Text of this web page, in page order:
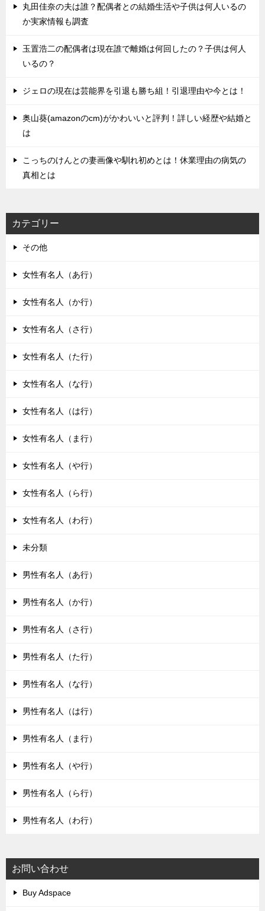
丸田佳奈の夫は誰？配偶者との結婚生活や子供は何人いるの
か実家情報も調査
玉置浩二の配偶者は現在誰で離婚は何回したの？子供は何人
いるの？
ジェロの現在は芸能界を引退も勝ち組！引退理由や今とは！
奥山葵(amazonのcm)がかわいいと評判！詳しい経歴や結婚と
は
こっちのけんとの妻画像や馴れ初めとは！休業理由の病気の
真相とは
カテゴリー
その他
女性有名人（あ行）
女性有名人（か行）
女性有名人（さ行）
女性有名人（た行）
女性有名人（な行）
女性有名人（は行）
女性有名人（ま行）
女性有名人（や行）
女性有名人（ら行）
女性有名人（わ行）
未分類
男性有名人（あ行）
男性有名人（か行）
男性有名人（さ行）
男性有名人（た行）
男性有名人（な行）
男性有名人（は行）
男性有名人（ま行）
男性有名人（や行）
男性有名人（ら行）
男性有名人（わ行）
お問い合わせ
Buy Adspace